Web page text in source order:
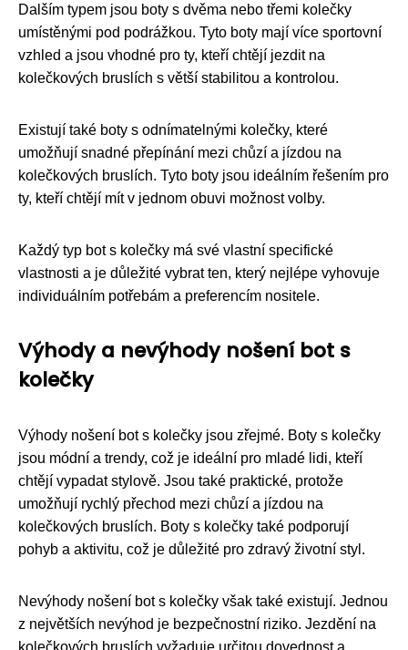
Dalším typem jsou boty s dvěma nebo třemi kolečky
umístěnými pod podrážkou. Tyto boty mají více sportovní
vzhled a jsou vhodné pro ty, kteří chtějí jezdit na
kolečkových bruslích s větší stabilitou a kontrolou.
Existují také boty s odnímatelnými kolečky, které
umožňují snadné přepínání mezi chůzí a jízdou na
kolečkových bruslích. Tyto boty jsou ideálním řešením pro
ty, kteří chtějí mít v jednom obuvi možnost volby.
Každý typ bot s kolečky má své vlastní specifické
vlastnosti a je důležité vybrat ten, který nejlépe vyhovuje
individuálním potřebám a preferencím nositele.
Výhody a nevýhody nošení bot s
kolečky
Výhody nošení bot s kolečky jsou zřejmé. Boty s kolečky
jsou módní a trendy, což je ideální pro mladé lidi, kteří
chtějí vypadat stylově. Jsou také praktické, protože
umožňují rychlý přechod mezi chůzí a jízdou na
kolečkových bruslích. Boty s kolečky také podporují
pohyb a aktivitu, což je důležité pro zdravý životní styl.
Nevýhody nošení bot s kolečky však také existují. Jednou
z největších nevýhod je bezpečnostní riziko. Jezdění na
kolečkových bruslích vyžaduje určitou dovednost a